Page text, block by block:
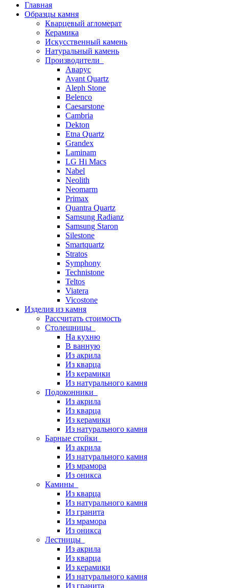
Главная
Образцы камня
Кварцевый агломерат
Керамика
Искусственный камень
Натуральный камень
Производители
Аварус
Avant Quartz
Aleph Stone
Belenco
Caesarstone
Cambria
Dekton
Etna Quartz
Grandex
Laminam
LG Hi Macs
Nabel
Neolith
Neomarm
Primax
Quantra Quartz
Samsung Radianz
Samsung Staron
Silestone
Smartquartz
Stratos
Symphony
Technistone
Teltos
Viatera
Vicostone
Изделия из камня
Рассчитать стоимость
Столешницы
На кухню
В ванную
Из акрила
Из кварца
Из керамики
Из натурального камня
Подоконники
Из акрила
Из кварца
Из керамики
Из натурального камня
Барные стойки
Из акрила
Из натурального камня
Из мрамора
Из оникса
Камины
Из кварца
Из натурального камня
Из гранита
Из мрамора
Из оникса
Лестницы
Из акрила
Из кварца
Из керамики
Из натурального камня
Из гранита